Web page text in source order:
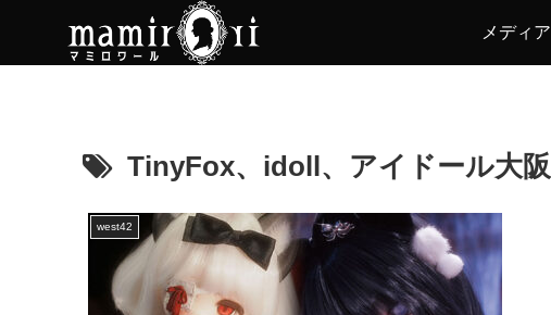
メディア
TinyFox、idoll、アイドール大阪
west42